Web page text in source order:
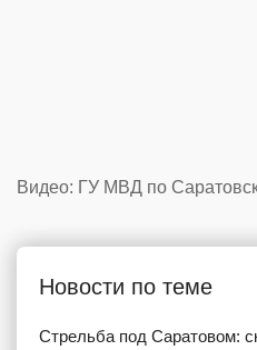
Видео: ГУ МВД по
Новости по теме
Стрельба под Саратовом: